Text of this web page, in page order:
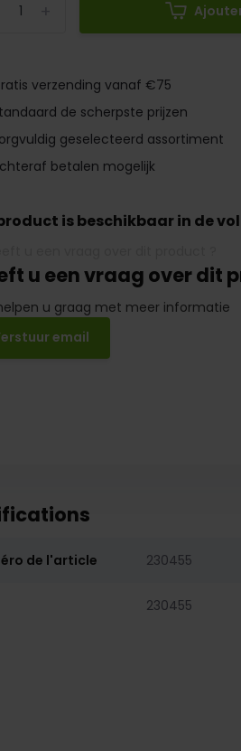
verzending vanaf €75
de scherpste prijzen
geselecteerd assortiment
betalen mogelijk
is beschikbaar in de
u een vraag over dit
u graag met meer informatie
email
de l'article 230455
230455